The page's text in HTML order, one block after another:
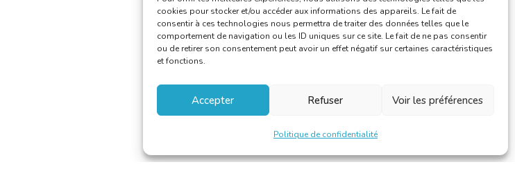
cookies pour stocker et/ou accéder aux informations des appareils. Le fait de
consentir à ces technologies nous permettra de traiter des données telles que le
comportement de navigation ou les ID uniques sur ce site. Le fait de ne pas consentir
ou de retirer son consentement peut avoir un effet négatif sur certaines caractéristiques
et fonctions.
Accepter Refuser Voir les préférences
Politique de confidentialité